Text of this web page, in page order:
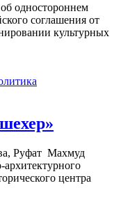
одностороннем
соглашения от
культурных
Руфат Махмуд
центра